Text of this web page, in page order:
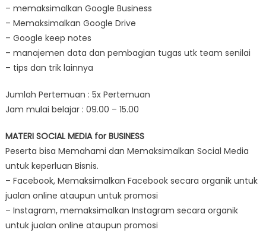
– memaksimalkan Google Business
– Memaksimalkan Google Drive
– Google keep notes
– manajemen data dan pembagian tugas utk team senilai
– tips dan trik lainnya
Jumlah Pertemuan : 5x Pertemuan
Jam mulai belajar : 09.00 – 15.00
MATERI SOCIAL MEDIA for BUSINESS
Peserta bisa Memahami dan Memaksimalkan Social Media
untuk keperluan Bisnis.
– Facebook, Memaksimalkan Facebook secara organik untuk
jualan online ataupun untuk promosi
– Instagram, memaksimalkan Instagram secara organik
untuk jualan online ataupun promosi